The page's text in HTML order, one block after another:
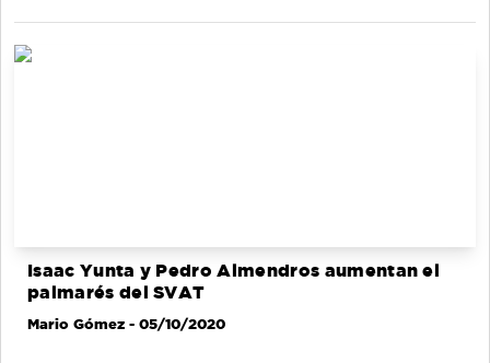
Isaac Yunta y Pedro Almendros aumentan el
palmarés del SVAT
Mario Gómez - 05/10/2020